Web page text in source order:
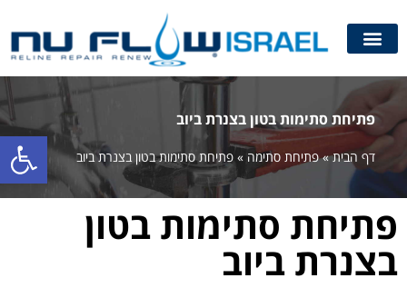
פתח
פתיחת סתימות בטון בצנרת ביוב
דף הבית»פתיחת סתימה » פתיחת סתימות בטון בצנרת ביוב
פתיחת סתימות בטון
בצנרת ביוב